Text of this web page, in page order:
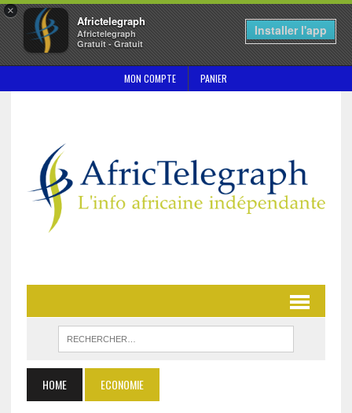
×
Africtelegraph
Africtelegraph
Gratuit - Gratuit
Installer l'app
MON COMPTE PANIER
HOME ECONOMIE